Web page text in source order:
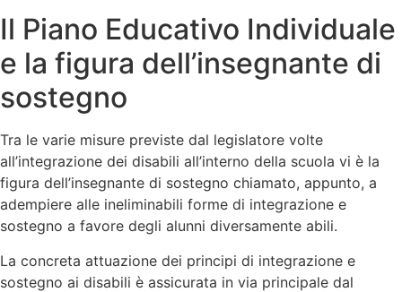
Il Piano Educativo Individuale
e la figura dell’insegnante di
sostegno
Tra le varie misure previste dal legislatore volte
all’integrazione dei disabili all’interno della scuola vi è la
figura dell’insegnante di sostegno chiamato, appunto, a
adempiere alle ineliminabili forme di integrazione e
sostegno a favore degli alunni diversamente abili.
La concreta attuazione dei principi di integrazione e
sostegno ai disabili è assicurata in via principale dal